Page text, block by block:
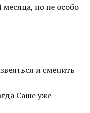
но не особо
и сменить
Саше уже